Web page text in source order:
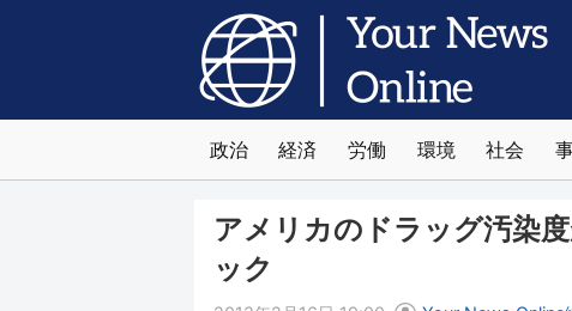
政治 経済 労働 環境 社会
アメリカのドラッグ汚染
ック